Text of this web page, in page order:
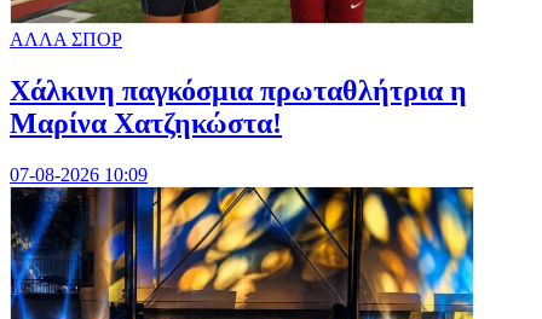
ΑΛΛΑ ΣΠΟΡ
Χάλκινη παγκόσμια πρωταθλήτρια η
Μαρίνα Χατζηκώστα!
07-08-2026 10:09